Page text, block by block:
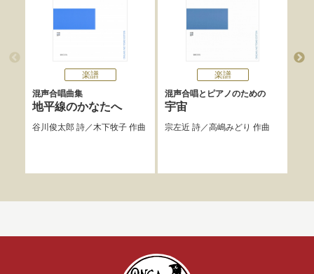
楽譜
混声合唱曲集
地平線のかなたへ
谷川俊太郎詩／木下牧子作曲
楽譜
混声合唱とピアノのための
宇宙
宗左近 詩／高嶋みどり 作曲